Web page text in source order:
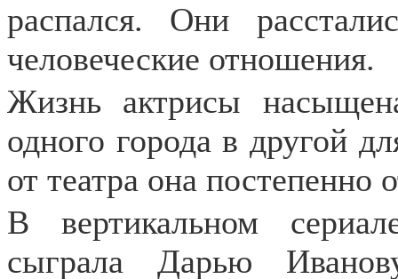
распался. Они
человеческие отношения.
Жизнь актрисы
одного города в другой
от театра она постепенно
В вертикальном
сыграла Дарью